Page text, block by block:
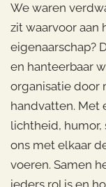
We waren
zit waarvoor aan
eigenaarschap?
en hanteerbaar
organisatie door
handvatten. Met
lichtheid,
ons met elkaar
voeren. Samen